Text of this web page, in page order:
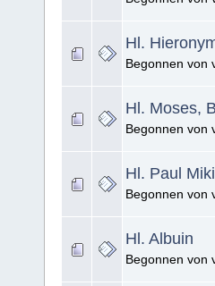
Hl.
Begonnen von
Hl. Moses,
Begonnen von
Hl. Paul
Begonnen von
Hl. Albuin
Begonnen von